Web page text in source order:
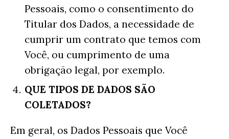
Pessoais, como o consentimento do
Titular dos Dados, a necessidade de
cumprir um contrato que temos com
Você, ou cumprimento de uma
obrigação legal, por exemplo.
QUE TIPOS DE DADOS SÃO
COLETADOS?
Em geral, os Dados Pessoais que Você